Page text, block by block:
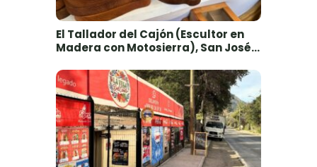
El Tallador del Cajón (Escultor en
Madera con Motosierra), San José